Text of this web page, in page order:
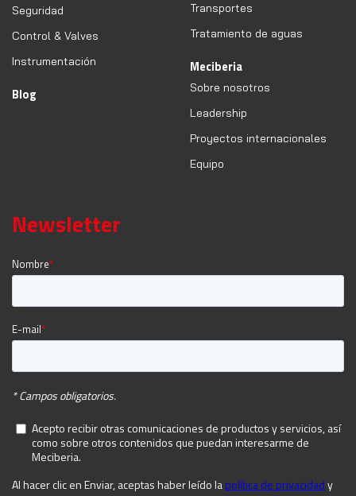
Seguridad
Control & Valves
Instrumentación
Blog
Transportes
Tratamiento de aguas
Meciberia
Sobre nosotros
Leadership
Proyectos internacionales
Equipo